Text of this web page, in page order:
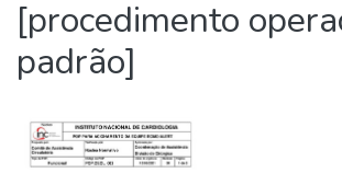
[procedimento
padrão]